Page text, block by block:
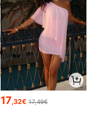
17,32€ 17,49€